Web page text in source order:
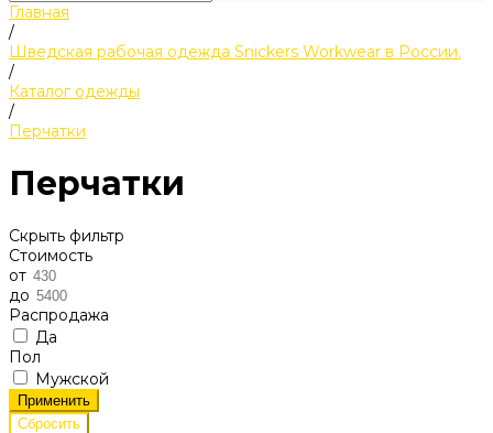
Главная
/
Шведская рабочая одежда Snickers Workwear в России.
/
Каталог одежды
/
Перчатки
Перчатки
Скрыть фильтр
Стоимость
от
до
Распродажа
Да
Пол
Мужской